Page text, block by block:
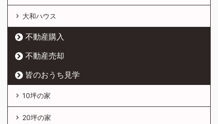
大和ハウス
不動産購入
不動産売却
皆のおうち見学
10坪の家
20坪の家